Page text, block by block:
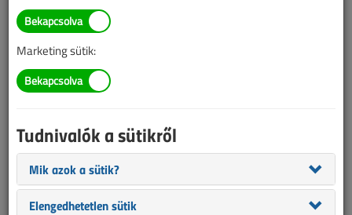
Áttekintő táblázat
Elektromosautó-
töltőállomások
fázisú, 22 kW-os elektromosautó-
töltőállomások áttekintő táblázata
2023/3. lapszám| VL online | 1418 |
Marketing sütik:
Tudnivalók a sütikről
Mik azok a sütik?
Elengedhetetlen sütik